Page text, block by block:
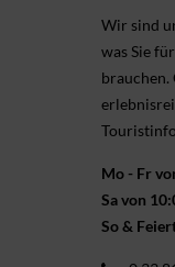
Wir sind
was Sie
brauchen.
Mo - Fr
Sa von
So &